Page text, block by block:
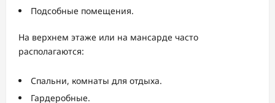
Подсобные помещения.
На верхнем этаже или на мансарде часто
располагаются:
Спальни, комнаты для отдыха.
Гардеробные.